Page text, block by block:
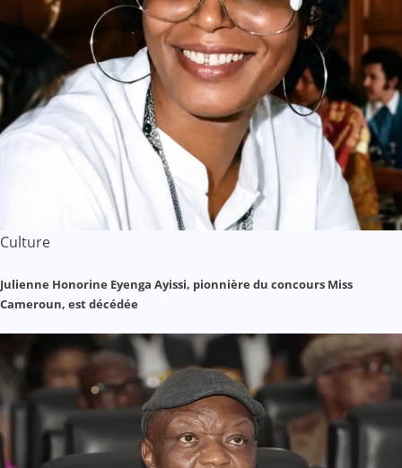
Culture
Julienne Honorine Eyenga Ayissi, pionnière du concours Miss
Cameroun, est décédée